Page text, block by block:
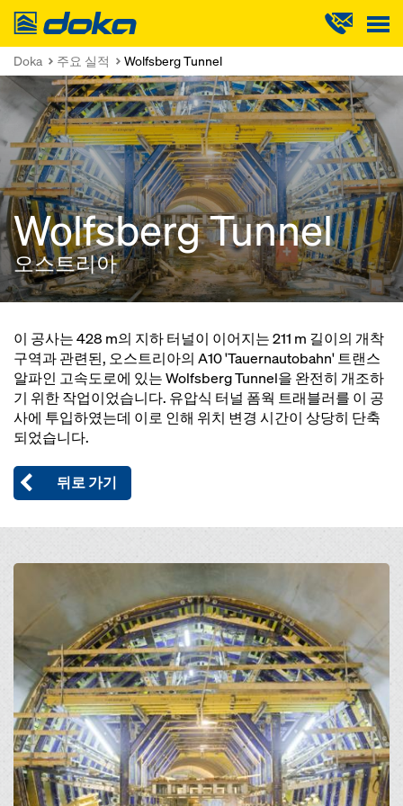
Doka
Doka 주요 실적 Wolfsberg Tunnel
Wolfsberg Tunnel
오스트리아
이 공사는 428 m의 지하 터널이 이어지는 211 m 길이의 개착
구역과 관련된, 오스트리아의 A10 'Tauernautobahn' 트랜스
알파인 고속도로에 있는 Wolfsberg Tunnel을 완전히 개조하
기 위한 작업이었습니다. 유압식 터널 폼웍 트래블러를 이 공
사에 투입하였는데 이로 인해 위치 변경 시간이 상당히 단축
되었습니다.
뒤로 가기
Open